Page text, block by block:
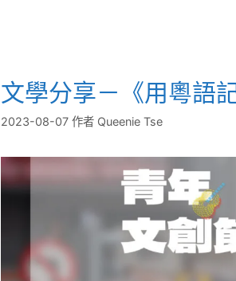
文學分享－《用粵語
2023-08-07 作者 Queenie Tse